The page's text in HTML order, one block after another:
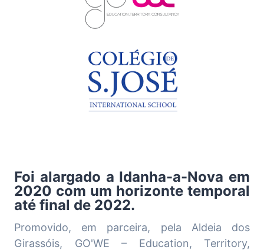
Foi alargado a Idanha-a-Nova em
2020 com um horizonte temporal
até final de 2022.
Promovido, em parceira, pela Aldeia dos
Girassóis, GO'WE – Education, Territory,